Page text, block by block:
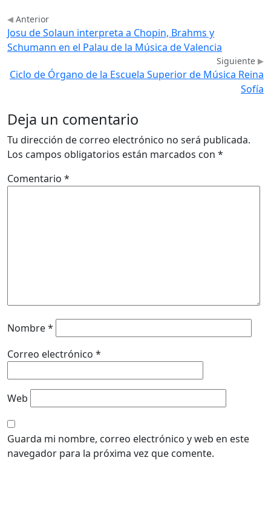
Anterior
Josu de Solaun interpreta a Chopin, Brahms y
Schumann en el Palau de la Música de Valencia
Siguiente
Ciclo de Órgano de la Escuela Superior de Música Reina
Sofía
Deja un comentario
Tu dirección de correo electrónico no será publicada.
Los campos obligatorios están marcados con *
Comentario *
Nombre*
Correo electrónico *
Web
Guarda mi nombre, correo electrónico y web en este
navegador para la próxima vez que comente.